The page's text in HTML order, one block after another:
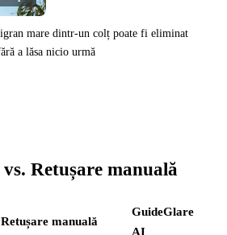
mare dintr-un colț poate fi eliminat
a lăsa nicio urmă
Retușare manuală
Retușare manuală
GuideGlare
AI